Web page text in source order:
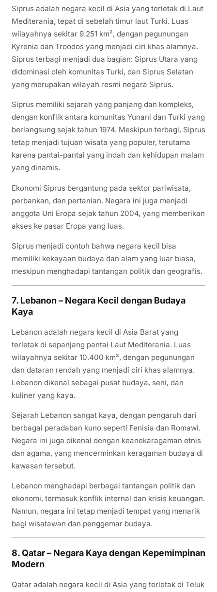
Siprus adalah negara kecil di Asia yang terletak di Laut
Mediterania, tepat di sebelah timur laut Turki. Luas
wilayahnya sekitar 9.251 km², dengan pegunungan
Kyrenia dan Troodos yang menjadi ciri khas alamnya.
Siprus terbagi menjadi dua bagian: Siprus Utara yang
didominasi oleh komunitas Turki, dan Siprus Selatan
yang merupakan wilayah resmi negara Siprus.
Siprus memiliki sejarah yang panjang dan kompleks,
dengan konflik antara komunitas Yunani dan Turki yang
berlangsung sejak tahun 1974. Meskipun terbagi, Siprus
tetap menjadi tujuan wisata yang populer, terutama
karena pantai-pantai yang indah dan kehidupan malam
yang dinamis.
Ekonomi Siprus bergantung pada sektor pariwisata,
perbankan, dan pertanian. Negara ini juga menjadi
anggota Uni Eropa sejak tahun 2004, yang memberikan
akses ke pasar Eropa yang luas.
Siprus menjadi contoh bahwa negara kecil bisa
memiliki kekayaan budaya dan alam yang luar biasa,
meskipun menghadapi tantangan politik dan geografis.
7. Lebanon – Negara Kecil dengan Budaya
Kaya
Lebanon adalah negara kecil di Asia Barat yang
terletak di sepanjang pantai Laut Mediterania. Luas
wilayahnya sekitar 10.400 km², dengan pegunungan
dan dataran rendah yang menjadi ciri khas alamnya.
Lebanon dikenal sebagai pusat budaya, seni, dan
kuliner yang kaya.
Sejarah Lebanon sangat kaya, dengan pengaruh dari
berbagai peradaban kuno seperti Fenisia dan Romawi.
Negara ini juga dikenal dengan keanekaragaman etnis
dan agama, yang mencerminkan keragaman budaya di
kawasan tersebut.
Lebanon menghadapi berbagai tantangan politik dan
ekonomi, termasuk konflik internal dan krisis keuangan.
Namun, negara ini tetap menjadi tempat yang menarik
bagi wisatawan dan penggemar budaya.
8. Qatar – Negara Kaya dengan Kepemimpinan
Modern
Qatar adalah negara kecil di Asia yang terletak di Teluk